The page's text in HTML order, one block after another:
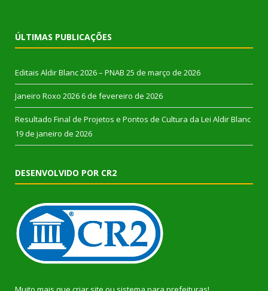
ÚLTIMAS PUBLICAÇÕES
Editais Aldir Blanc 2026 – PNAB 25 de março de 2026
Janeiro Roxo 2026 6 de fevereiro de 2026
Resultado Final de Projetos e Pontos de Cultura da Lei Aldir Blanc
19 de janeiro de 2026
DESENVOLVIDO POR CR2